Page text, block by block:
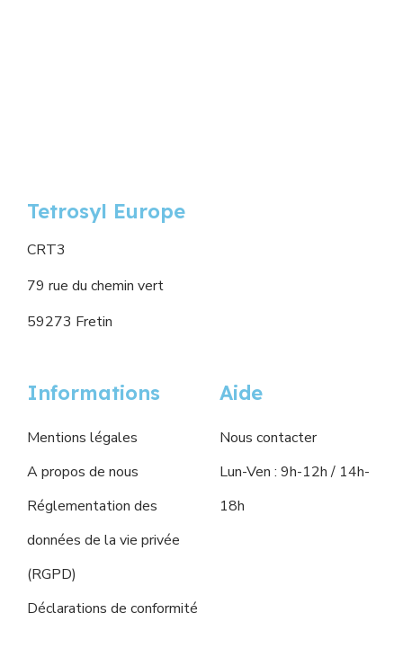
Tetrosyl Europe
CRT3
79 rue du chemin vert
59273 Fretin
Informations
Mentions légales
A propos de nous
Réglementation des
données de la vie privée
(RGPD)
Déclarations de conformité
Aide
Nous contacter
Lun-Ven : 9h-12h / 14h-
18h